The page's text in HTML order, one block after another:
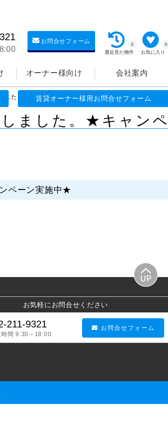
お気に入り
0
最近見た物件
0
お問合せフォーム
オーナー様向け 会社案内
賃貸オーナー様用お問合せフォーム
した。★キャンペーン実施中★
しました。★キャンペ
ペーン実施中★
お気軽にお問合せください
211-9321
時間 9:30～18:00
お問合せフォーム